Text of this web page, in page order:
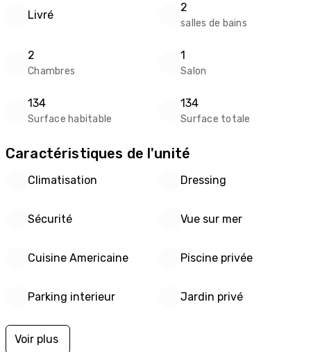
Livré
2
salles de bains
2
Chambres
1
Salon
134
Surface habitable
134
Surface totale
Caractéristiques de l'unité
Climatisation Dressing
Sécurité Vue sur mer
Cuisine Americaine Piscine privée
Parking interieur Jardin privé
Voir plus